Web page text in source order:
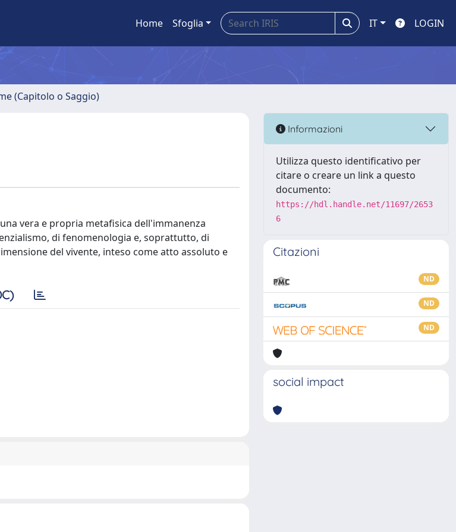
Home Sfoglia IT LOGIN
(Capitolo o Saggio)
vera e propria metafisica dell'immanenza
di fenomenologia e, soprattutto, di
del vivente, inteso come atto assoluto e
Informazioni
Utilizza questo identificativo per
citare o creare un link a questo
documento:
https://hdl.handle.net/11697/2653
6
Citazioni
ND
ND
ND
social impact